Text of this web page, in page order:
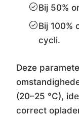
Bij 50%
Bij 100%
cycli.
Deze
(20–25 °C),
correct